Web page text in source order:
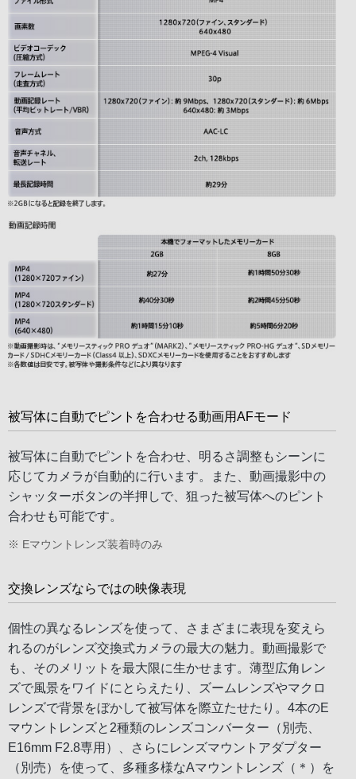
被写体に自動でピントを合わせる動画用AFモード
被写体に自動でピントを合わせ、明るさ調整もシーンに
応じてカメラが自動的に行います。また、動画撮影中の
シャッターボタンの半押しで、狙った被写体へのピント
合わせも可能です。
※ Eマウントレンズ装着時のみ
交換レンズならではの映像表現
個性の異なるレンズを使って、さまざまに表現を変えら
れるのがレンズ交換式カメラの最大の魅力。動画撮影で
も、そのメリットを最大限に生かせます。薄型広角レン
ズで風景をワイドにとらえたり、ズームレンズやマクロ
レンズで背景をぼかして被写体を際立たせたり。4本のE
マウントレンズと2種類のレンズコンバーター（別売、
E16mm F2.8専用）、さらにレンズマウントアダプター
（別売）を使って、多種多様なAマウントレンズ（＊）を